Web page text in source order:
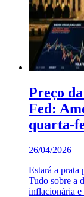
Preço
Fed:
quarta-
26/04/2026
Estará a prata
Tudo sobre a
inflacionária e